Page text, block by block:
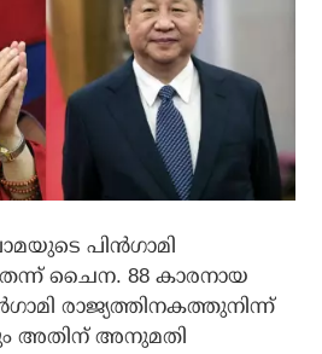
പിന്‍ഗാമി
ചൈന. 88 കാരനായ
രാജ്യത്തിനകത്തുനിന്ന്
അതിന് അനുമതി